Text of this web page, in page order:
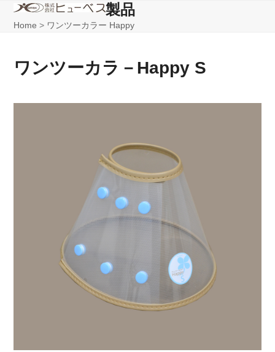
SkipOpen
mobile
Close
mobile
製品
Home > ワンツーカラー Happy
ワンツーカラ－Happy S